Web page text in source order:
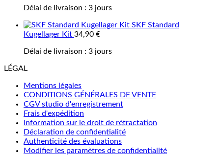
Délai de livraison : 3 jours
SKF Standard
Kugellager Kit 34,90 €
Délai de livraison : 3 jours
LÉGAL
Mentions légales
CONDITIONS GÉNÉRALES DE VENTE
CGV studio d'enregistrement
Frais d'expédition
Information sur le droit de rétractation
Déclaration de confidentialité
Authenticité des évaluations
Modifier les paramètres de confidentialité